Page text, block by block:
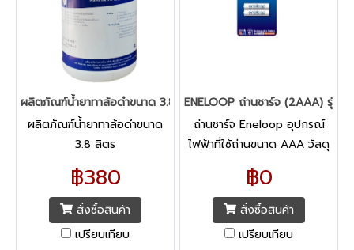
ผลิตภัณฑ์น้ำยาทาล้อดำขนาด 3.8 ลิตร
ผลิตภัณฑ์น้ำยาทาล้อดำขนาด
3.8 ลิตร
฿380
สั่งซื้อสินค้า
เปรียบเทียบ
ENELOOP ถ่านชาร์จ (2AAA) รุ่น
ถ่านชาร์จ Eneloop อุปกรณ์
ไฟฟ้าที่ใช้ถ่านขนาด AAA วัสดุ
นิเกิล-เมเทิลไฮดราย กำลังไฟ
800 mAh/1.2v
฿0
สั่งซื้อสินค้า
เปรียบเทียบ